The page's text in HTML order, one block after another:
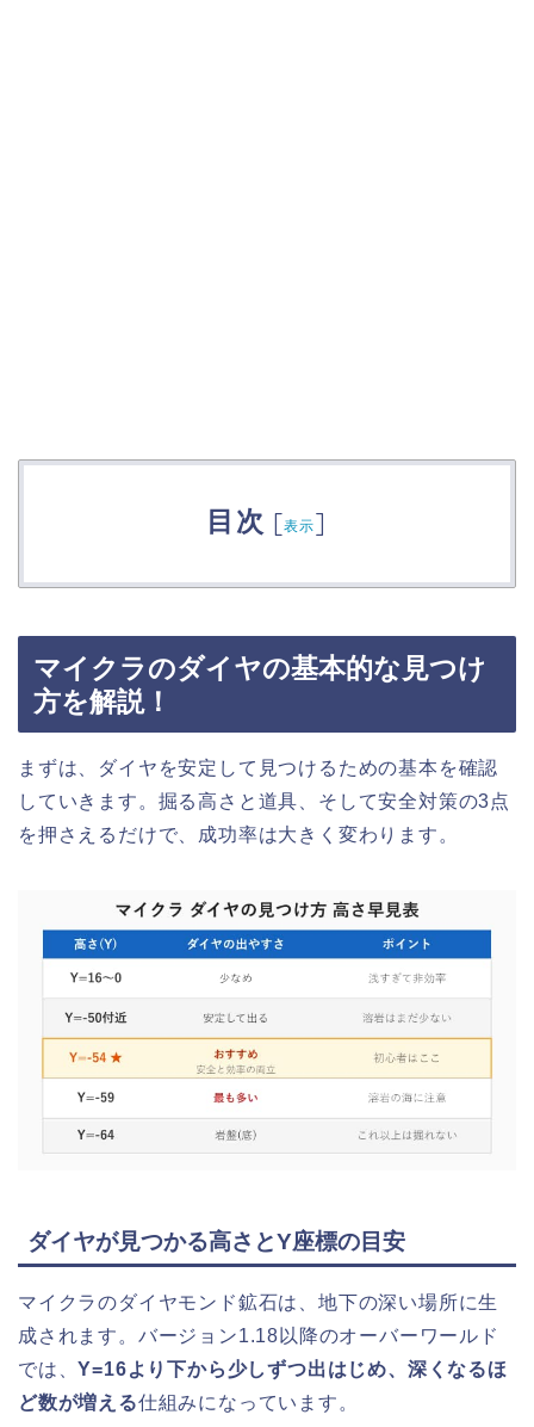
目次 [表示]
マイクラのダイヤの基本的な見つけ
方を解説！
まずは、ダイヤを安定して見つけるための基本を確認
していきます。掘る高さと道具、そして安全対策の3点
を押さえるだけで、成功率は大きく変わります。
ダイヤが見つかる高さとY座標の目安
マイクラのダイヤモンド鉱石は、地下の深い場所に生
成されます。バージョン1.18以降のオーバーワールド
では、Y=16より下から少しずつ出はじめ、深くなるほ
ど数が増える仕組みになっています。